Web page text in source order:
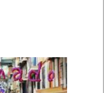
長崎県